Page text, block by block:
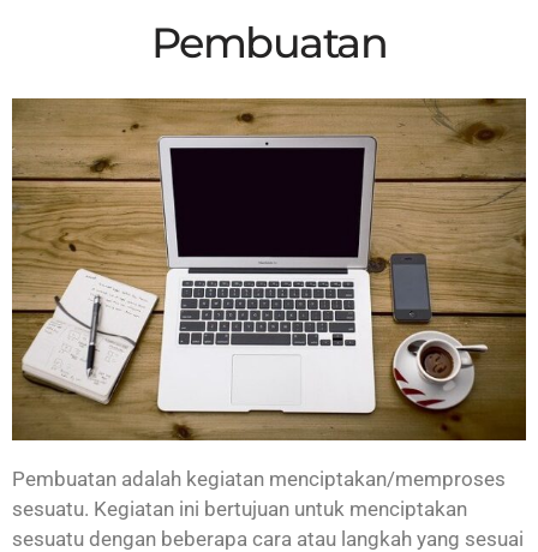
Pembuatan
Pembuatan adalah kegiatan menciptakan/memproses
sesuatu. Kegiatan ini bertujuan untuk menciptakan
sesuatu dengan beberapa cara atau langkah yang sesuai